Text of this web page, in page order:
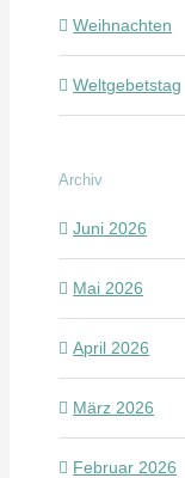
Weihnachten
Weltgebetstag
Archiv
Juni 2026
Mai 2026
April 2026
März 2026
Februar 2026